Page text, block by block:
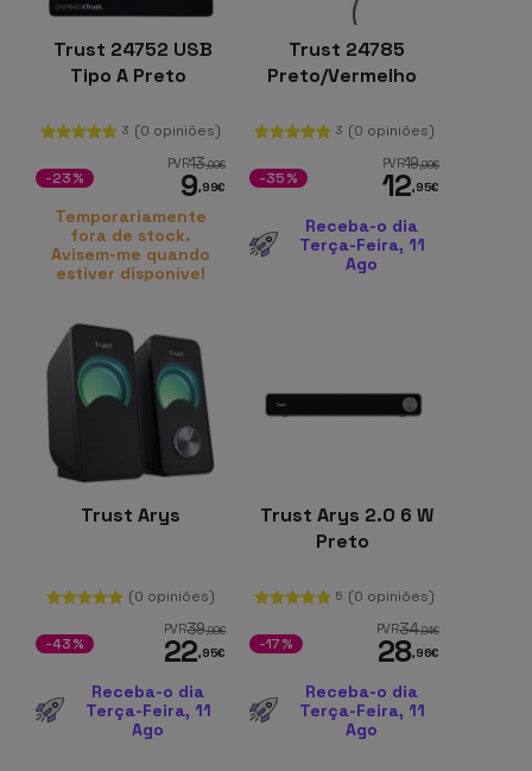
Trust 24752 USB
Tipo A Preto
3 (0 opiniões)
PVR13,00€
9,99€
-23%
Temporariamente
fora de stock.
Avisem-me quando
estiver disponível
Trust 24785
Preto/Vermelho
3 (0 opiniões)
PVR19,99€
12,95€
-35%
Receba-o dia
Terça-Feira, 11
Ago
Trust Arys
(0 opiniões)
PVR39,99€
22,95€
-43%
Receba-o dia
Terça-Feira, 11
Ago
Trust Arys 2.0 6 W
Preto
5 (0 opiniões)
PVR34,94€
28,96€
-17%
Receba-o dia
Terça-Feira, 11
Ago